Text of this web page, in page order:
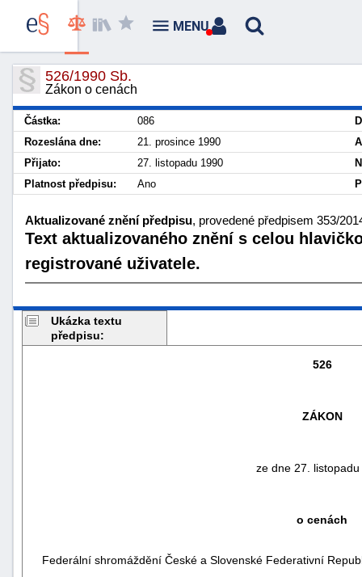
526/1990 Sb.
Zákon o cenách
Částka: 086
Rozeslána dne:
21. prosince 1990
Přijato:
27. listopadu 1990
Platnost předpisu:
Ano
Aktualizované znění předpisu, provedené předpisem 353/
Text aktualizovaného znění s celou
registrované uživatele.
Ukázka textu
předpisu:
526
ZÁKON
ze dne 27. listopadu
o cenách
Federální shromáždění České a Slovenské Federativní
MENU